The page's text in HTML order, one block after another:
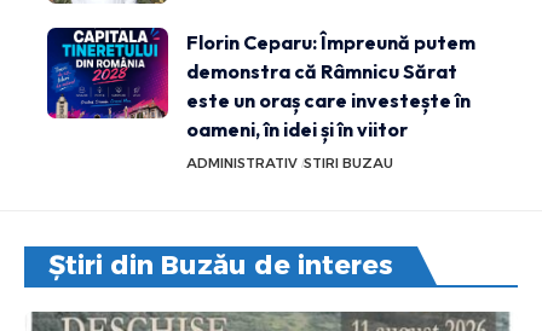
Florin Ceparu: Împreună putem
demonstra că Râmnicu Sărat
este un oraș care investește în
oameni, în idei și în viitor
ADMINISTRATIV STIRI BUZAU
Știri din Buzău de interes